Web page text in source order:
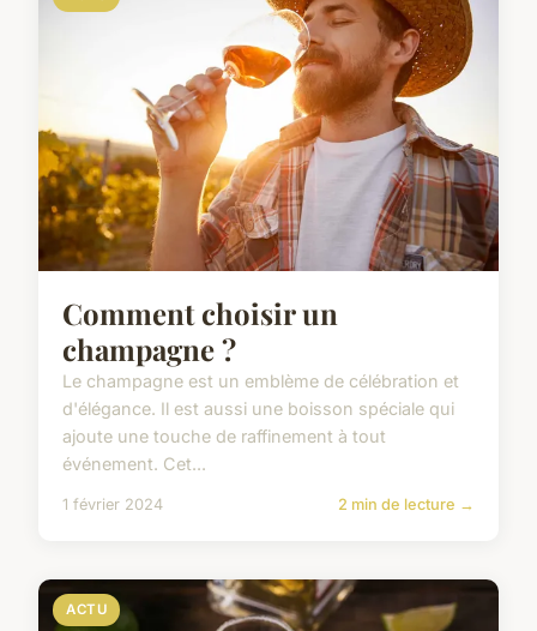
Comment choisir un
champagne ?
Le champagne est un emblème de célébration et
d'élégance. Il est aussi une boisson spéciale qui
ajoute une touche de raffinement à tout
événement. Cet...
1 février 2024 2 min de lecture →
ACTU